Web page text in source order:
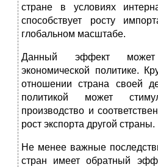
стране в условиях
способствует росту
глобальном масштабе.
Данный эффект может
экономической политике.
отношении страна своей
политикой может
производство и
рост экспорта другой страны.
Не менее важные
стран имеет обратный